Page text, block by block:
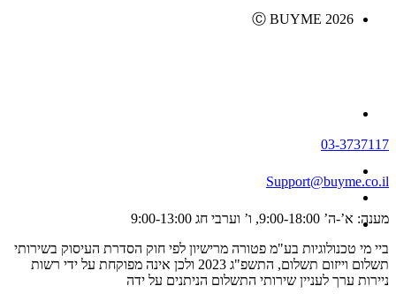
Ⓒ BUYME 2026
03-3737117
Support@buyme.co.il
מענה: א’-ה’ 9:00-18:00, ו’ וערבי חג 9:00-13:00
ביי מי טכנולוגיות בע"מ פטורה מרישיון לפי חוק הסדרת העיסוק בשירותי
תשלום וייזום תשלום, התשפ"ג 2023 ולכן אינה מפוקחת על ידי רשות
ניירות ערך לעניין שירותי התשלום הניתנים על ידה